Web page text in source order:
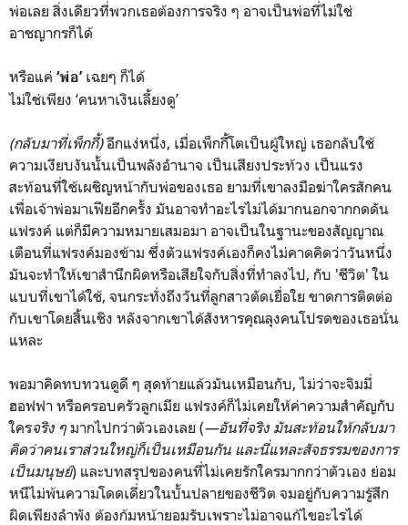
พ่อเลย สิ่งเดียวที่พวกเธอต้องการจริง ๆ อาจเป็นพ่อที่ไม่ใช่
อาชญากรก็ได้
หรือแค่ ‘พ่อ’เฉยๆ ก็ได้
ไม่ใช่เพียง ‘คนหาเงินเลี้ยงดู’
(กลับมาที่เพ็กกี้)อีกแง่หนึ่ง, เมื่อเพ็กกี้โตเป็นผู้ใหญ่ เธอกลับใช้
ความเงียบงันนั้นเป็นพลังอำนาจ เป็นเสียงประท้วง เป็นแรง
สะท้อนที่ใช้เผชิญหน้ากับพ่อของเธอ ยามที่เขาลงมือฆ่าใครสักคน
เพื่อเจ้าพ่อมาเฟียอีกครั้ง มันอาจทำอะไรไม่ได้มากนอกจากกดดัน
แฟรงค์ แต่ก็มีความหมายเสมอมา อาจเป็นในฐานะของสัญญาณ
เตือนที่แฟรงค์มองข้าม ซึ่งตัวแฟรงค์เองก็คงไม่คาดคิดว่าวันหนึ่ง
มันจะทำให้เขาสำนึกผิดหรือเสียใจกับสิ่งที่ทำลงไป, กับ 'ชีวิต' ใน
แบบที่เขาได้ใช้, จนกระทั่งถึงวันที่ลูกสาวตัดเยื่อใย ขาดการติดต่อ
กับเขาโดยสิ้นเชิง หลังจากเขาได้สังหารคุณลุงคนโปรดของเธอนั่น
แหละ
พอมาคิดทบทวนดูดี ๆ สุดท้ายแล้วมันเหมือนกับ, ไม่ว่าจะจิมมี่
ฮอฟฟา หรือครอบครัวลูกเมีย แฟรงค์ก็ไม่เคยให้ค่าความสำคัญกับ
ใครจริง ๆ มากไปกว่าตัวเองเลย (—อันที่จริง มันสะท้อนให้กลับมา
คิดว่าคนเราส่วนใหญ่ก็เป็นเหมือนกัน และนี่แหละสัจธรรมของการ
เป็นมนุษย์) และบทสรุปของคนที่ไม่เคยรักใครมากกว่าตัวเอง ย่อม
หนีไม่พ้นความโดดเดี่ยวในบั้นปลายของชีวิต จมอยู่กับความรู้สึก
ผิดเพียงลำพัง ต้องก้มหน้ายอมรับเพราะไม่อาจแก้ไขอะไรได้